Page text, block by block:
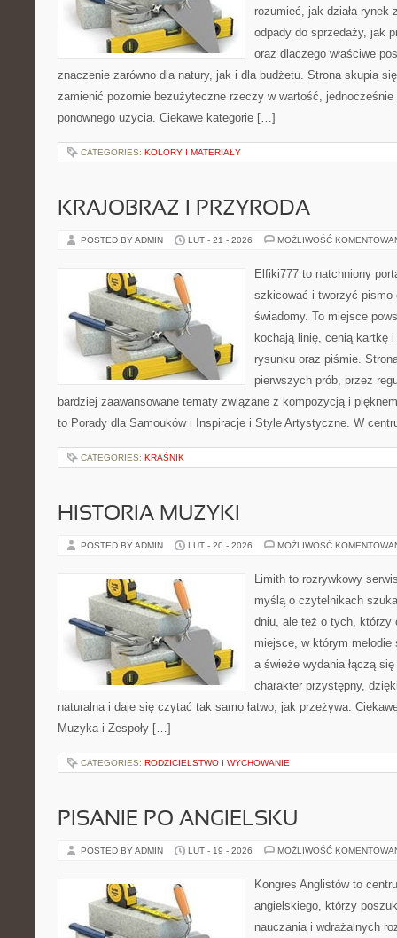
rozumieć, jak działa rynek
odpady do sprzedaży, jak
oraz dlaczego właściwe
znaczenie zarówno dla natury, jak i dla budżetu. Strona skupia
zamienić pozornie bezużyteczne rzeczy w wartość, jednocześnie
ponownego użycia. Ciekawe kategorie […]
CATEGORIES: KOLORY I MATERIAŁY
KRAJOBRAZ I PRZYRODA
POSTED BY ADMIN LUT - 21 - 2026 MOŻLIWOŚĆ
Elfiki777 to natchniony
szkicować i tworzyć pismo
świadomy. To miejsce
kochają linię, cenią kartkę
rysunku oraz piśmie.
pierwszych prób, przez
bardziej zaawansowane tematy związane z kompozycją i
to Porady dla Samouków i Inspiracje i Style Artystyczne. W
CATEGORIES: KRAŚNIK
HISTORIA MUZYKI
POSTED BY ADMIN LUT - 20 - 2026 MOŻLIWOŚĆ
Limith to rozrywkowy
myślą o czytelnikach
dniu, ale też o tych, którzy
miejsce, w którym
a świeże wydania łączą
charakter przystępny,
naturalna i daje się czytać tak samo łatwo, jak przeżywa.
Muzyka i Zespoły […]
CATEGORIES: RODZICIELSTWO I WYCHOWANIE
PISANIE PO ANGIELSKU
POSTED BY ADMIN LUT - 19 - 2026 MOŻLIWOŚĆ
Kongres Anglistów to
angielskiego, którzy
nauczania i wdrażalnych